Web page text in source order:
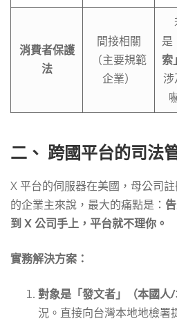
消費者保護
法
間接相關
（主要規範
企業）
是
索」
涉
二、 跨國平台的司法
X 平台的伺服器在美國，母公司
的企業主來說，最大的痛點是：
到 X 公司手上，平台就不理你。
實務解決方案：
對象是「發文者」（本國人/
況。直接向台灣本地地檢署